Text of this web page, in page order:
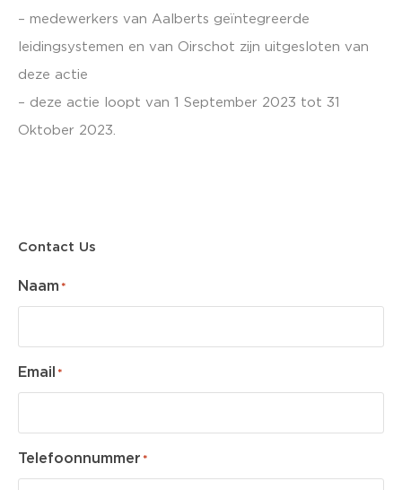
– medewerkers van Aalberts geïntegreerde
leidingsystemen en van Oirschot zijn uitgesloten van
deze actie
– deze actie loopt van 1 September 2023 tot 31
Oktober 2023.
Contact Us
Naam *
Email *
Telefoonnummer *